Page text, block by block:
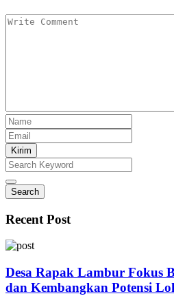
Kirim
Search
Recent Post
Desa Rapak Lambur Fokus
dan Kembangkan Potensi